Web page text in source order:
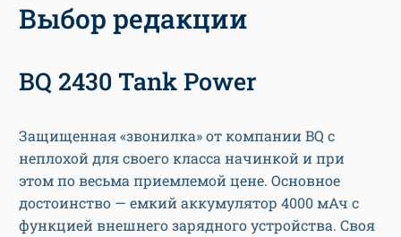
Выбор редакции
BQ 2430 Tank Power
Защищенная «звонилка» от компании BQ с
неплохой для своего класса начинкой и при
этом по весьма приемлемой цене. Основное
достоинство — емкий аккумулятор 4000 мАч с
функцией внешнего зарядного устройства. Своя